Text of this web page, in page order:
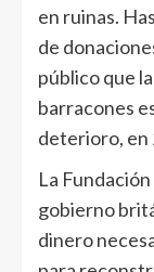
en ruinas.
de
público que
barracones
deterioro, en
La
gobierno
dinero